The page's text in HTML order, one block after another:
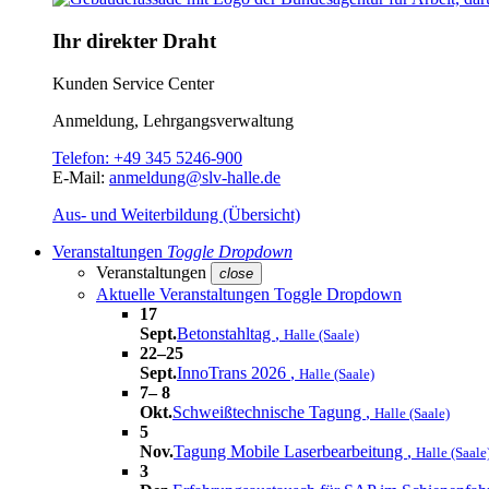
Ihr direkter Draht
Kunden Service Center
Anmeldung, Lehrgangsverwaltung
Telefon: +49 345 5246-900
E-Mail: anmeldung@slv-halle.de
Aus- und Weiterbildung (Übersicht)
Veranstaltungen Toggle Dropdown
Veranstaltungen
close
Aktuelle Veranstaltungen Toggle Dropdown
17
Sept.Betonstahltag , Halle (Saale)
22–25
Sept.InnoTrans 2026 , Halle (Saale)
7– 8
Okt.Schweißtechnische Tagung , Halle (Saale)
5
Nov.Tagung Mobile Laserbearbeitung , Halle
3